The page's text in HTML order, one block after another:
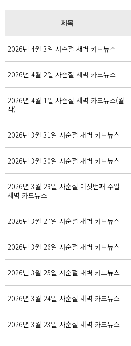
제목
2026년 4월 3일 사순절 새벽 카드뉴스
2026년 4월 2일 사순절 새벽 카드뉴스
2026년 4월 1일 사순절 새벽 카드뉴스(월
삭)
2026년 3월 31일 사순절 새벽 카드뉴스
2026년 3월 30일 사순절 새벽 카드뉴스
2026년 3월 29일 사순절 여섯번째 주일
새벽 카드뉴스
2026년 3월 27일 사순절 새벽 카드뉴스
2026년 3월 26일 사순절 새벽 카드뉴스
2026년 3월 25일 사순절 새벽 카드뉴스
2026년 3월 24일 사순절 새벽 카드뉴스
2026년 3월 23일 사순절 새벽 카드뉴스